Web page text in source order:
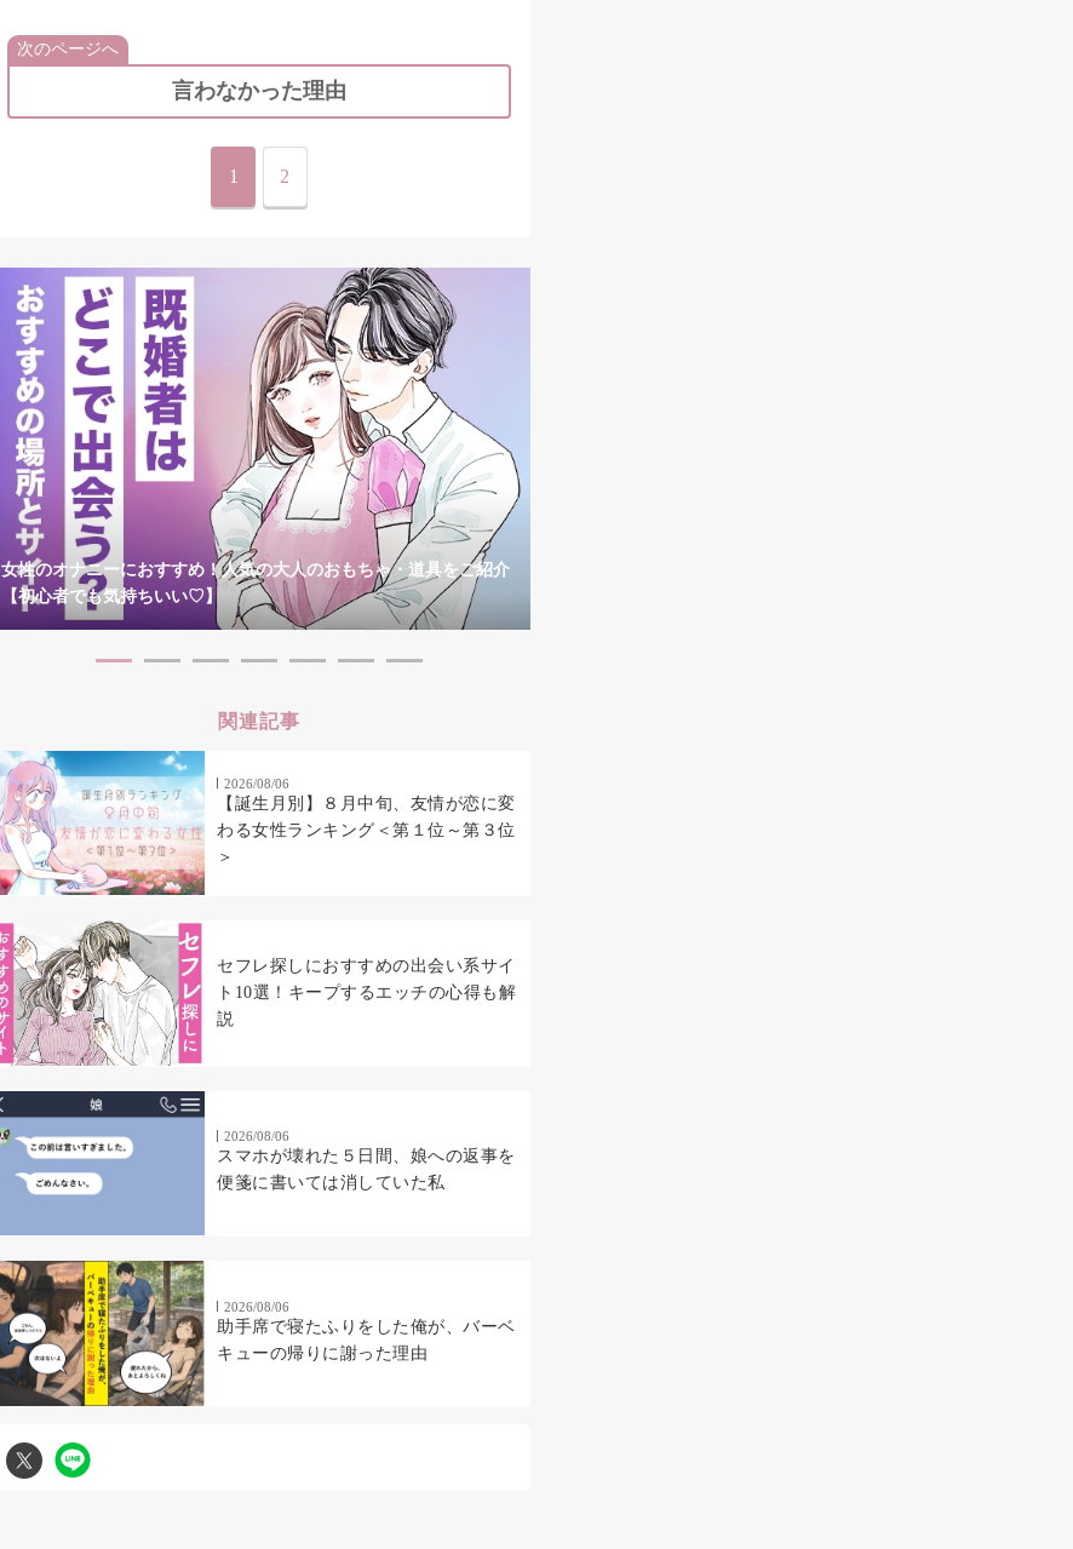
次のページへ
言わなかった理由
1 2
女性のオナニーにおすすめ！人気の大人のおもちゃ・道具をご紹介
【初心者でも気持ちいい♡】
関連記事
2026/08/06
【誕生月別】８月中旬、友情が恋に変
わる女性ランキング＜第１位～第３位
＞
セフレ探しにおすすめの出会い系サイ
ト10選！キープするエッチの心得も解
説
2026/08/06
スマホが壊れた５日間、娘への返事を
便箋に書いては消していた私
2026/08/06
助手席で寝たふりをした俺が、バーベ
キューの帰りに謝った理由